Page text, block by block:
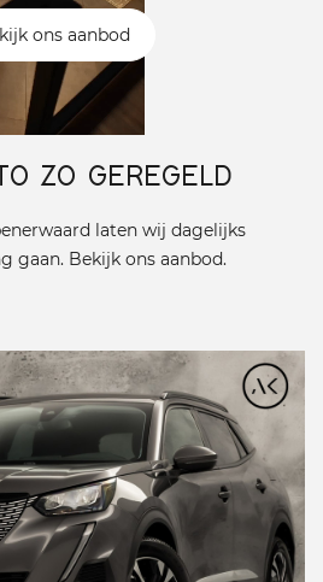
Over ons
Vacature
Contact
ons aanbod
ZO GEREGELD
laten wij dagelijks
gaan. Bekijk ons aanbod.